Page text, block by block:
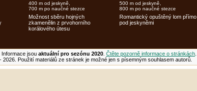
400 m od jeskyně,
700 m po naučné stezce
Možnost sběru hojných
zkamenělin z prvohorního
korálového útesu
500 m od jeskyně,
800 m po naučné stezce
Romantický opuštěný lom přímo
pod jeskyněmi
. Informace jsou aktuální pro sezónu 2020 Čtěte pozorně informace o stránkách
2026. Použití materiálů ze stránek je možné jen s písemným souhlasem autorů.